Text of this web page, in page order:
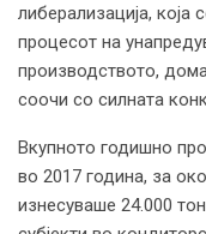
либерализација,
процесот на
производството,
соочи со силната
Вкупното годишно
во 2017 година, за
изнесуваше 24.000